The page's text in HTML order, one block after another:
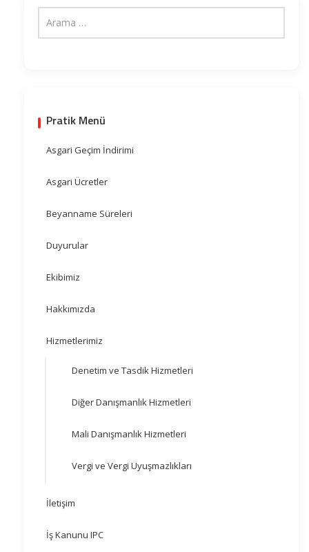
Pratik Menü
Asgari Geçim İndirimi
Asgari Ücretler
Beyanname Süreleri
Duyurular
Ekibimiz
Hakkımızda
Hizmetlerimiz
Denetim ve Tasdik Hizmetleri
Diğer Danışmanlık Hizmetleri
Mali Danışmanlık Hizmetleri
Vergi ve Vergi Uyuşmazlıkları
İletişim
İş Kanunu IPC